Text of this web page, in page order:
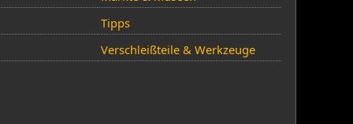
Tipps
Verschleißteile & Werkzeuge